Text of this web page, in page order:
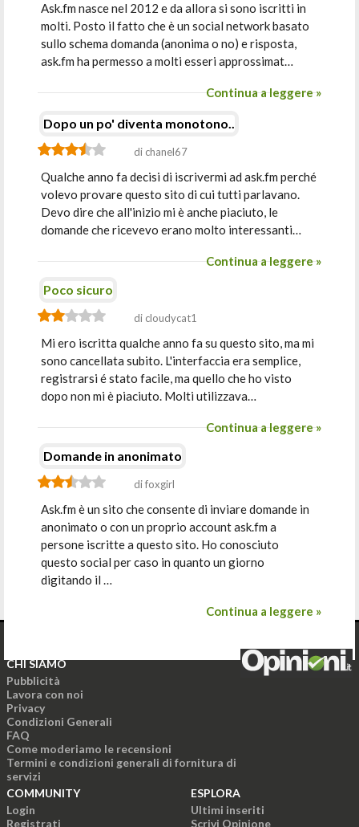
Ask.fm nasce nel 2012 e da allora si sono iscritti in
molti. Posto il fatto che è un social network basato
sullo schema domanda (anonima o no) e risposta,
ask.fm ha permesso a molti esseri approssimat…
Continua a leggere »
Dopo un po' diventa monotono..
di chanel67
Qualche anno fa decisi di iscrivermi ad ask.fm perché
volevo provare questo sito di cui tutti parlavano.
Devo dire che all'inizio mi è anche piaciuto, le
domande che ricevevo erano molto interessanti…
Continua a leggere »
Poco sicuro
di cloudycat1
Mi ero iscritta qualche anno fa su questo sito, ma mi
sono cancellata subito. L'interfaccia era semplice,
registrarsi é stato facile, ma quello che ho visto
dopo non mi è piaciuto. Molti utilizzava…
Continua a leggere »
Domande in anonimato
di foxgirl
Ask.fm è un sito che consente di inviare domande in
anonimato o con un proprio account ask.fm a
persone iscritte a questo sito. Ho conosciuto
questo social per caso in quanto un giorno
digitando il …
Continua a leggere »
CHI SIAMO
Pubblicità
Lavora con noi
Privacy
Condizioni Generali
FAQ
Come moderiamo le recensioni
Termini e condizioni generali di fornitura di
servizi
COMMUNITY
Login
Registrati
ESPLORA
Ultimi inseriti
Scrivi Opinione